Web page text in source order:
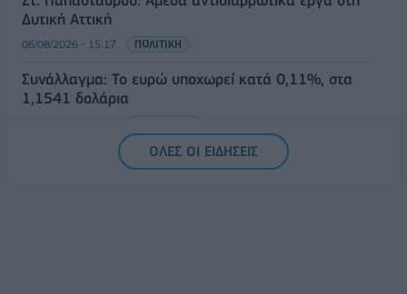
Δυτική Αττική
06/08/2026 - 15:17 ΠΟΛΙΤΙΚΗ
Συνάλλαγμα: Το ευρώ υποχωρεί κατά 0,11%, στα
1,1541 δολάρια
ΟΛΕΣ ΟΙ ΕΙΔΗΣΕΙΣ